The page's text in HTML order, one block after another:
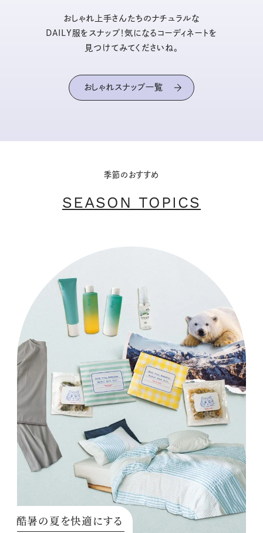
おしゃれ上手さんたちのナチュラルな
DAILY服をスナップ！気になるコーディネートを
見つけてみてくださいね。
おしゃれスナップ一覧
季節のおすすめ
SEASON TOPICS
酷暑の夏を快適にする